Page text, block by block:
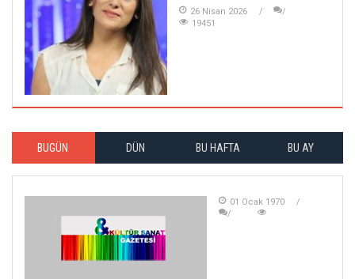
26 Nisan 2026
19451
BUGÜN DÜN BU HAFTA BU AY
01 Ocak 1970